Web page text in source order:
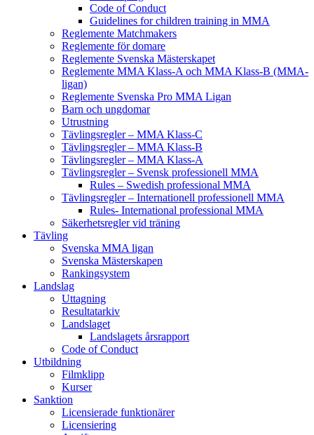
Code of Conduct
Guidelines for children training in MMA
Reglemente Matchmakers
Reglemente för domare
Reglemente Svenska Mästerskapet
Reglemente MMA Klass-A och MMA Klass-B (MMA-
ligan)
Reglemente Svenska Pro MMA Ligan
Barn och ungdomar
Utrustning
Tävlingsregler – MMA Klass-C
Tävlingsregler – MMA Klass-B
Tävlingsregler – MMA Klass-A
Tävlingsregler – Svensk professionell MMA
Rules – Swedish professional MMA
Tävlingsregler – Internationell professionell MMA
Rules- International professional MMA
Säkerhetsregler vid träning
Tävling
Svenska MMA ligan
Svenska Mästerskapen
Rankingsystem
Landslag
Uttagning
Resultatarkiv
Landslaget
Landslagets årsrapport
Code of Conduct
Utbildning
Filmklipp
Kurser
Sanktion
Licensierade funktionärer
Licensiering